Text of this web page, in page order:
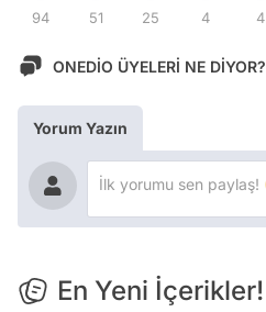
94 51 25 4 4
ONEDİO ÜYELERİ NE DİYOR?
Yorum Yazın
En Yeni İçerikler!